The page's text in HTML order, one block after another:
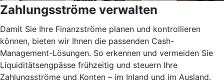
Zahlungsströme verwalten
Damit Sie Ihre Finanzströme planen und kontrollieren
können, bieten wir Ihnen die passenden Cash-
Management-Lösungen. So erkennen und vermeiden Sie
Liquiditätsengpässe frühzeitig und steuern Ihre
Zahlungsströme und Konten – im Inland und im Ausland.